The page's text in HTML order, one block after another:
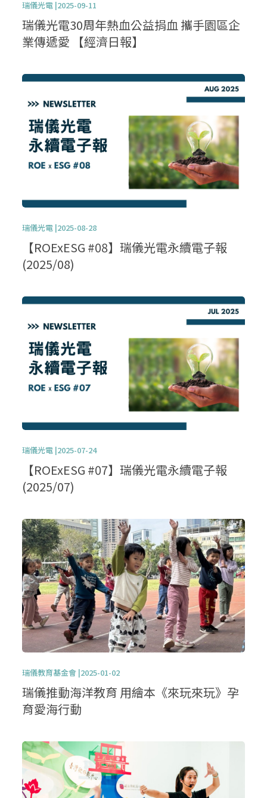
瑞儀光電 |2025-09-11
瑞儀光電30周年熱血公益捐血 攜手園區企
業傳遞愛 【經濟日報】
瑞儀光電 |2025-08-28
【ROExESG #08】瑞儀光電永續電子報
(2025/08)
瑞儀光電 |2025-07-24
【ROExESG #07】瑞儀光電永續電子報
(2025/07)
瑞儀教育基金會 |2025-01-02
瑞儀推動海洋教育 用繪本《來玩來玩》孕
育愛海行動